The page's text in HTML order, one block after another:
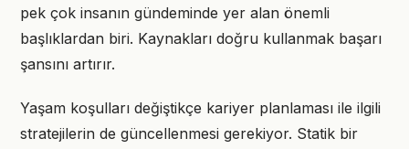
pek çok insanın gündeminde yer alan önemli
başlıklardan biri. Kaynakları doğru kullanmak başarı
şansını artırır.
Yaşam koşulları değiştikçe kariyer planlaması ile ilgili
stratejilerin de güncellenmesi gerekiyor. Statik bir